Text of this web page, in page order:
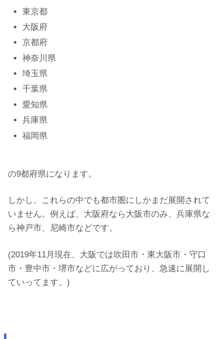
東京都
大阪府
京都府
神奈川県
埼玉県
千葉県
愛知県
兵庫県
福岡県
の9都府県になります。
しかし、これらの中でも都市圏にしかまだ展開されて
いません。例えば、大阪府なら大阪市のみ、兵庫県な
ら神戸市、尼崎市などです。
(2019年11月現在、大阪では吹田市・東大阪市・守口
市・豊中市・堺市などに広がっており、急速に展開し
ていってます。)